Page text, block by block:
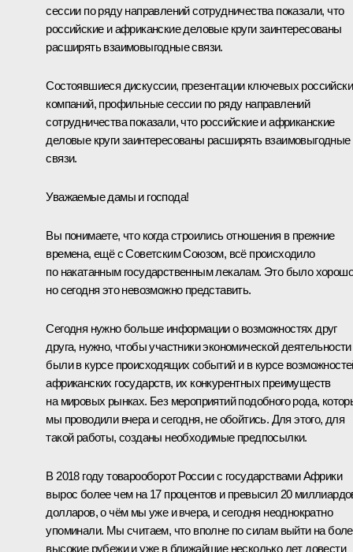
сессии по ряду направлений сотрудничества показали, что
российские и африканские деловые круги заинтересованы
расширять взаимовыгодные связи.
Состоявшиеся дискуссии, презентации ключевых
компаний, профильные сессии по ряду направлений
сотрудничества показали, что российские и африканские
деловые круги заинтересованы расширять взаимовыгодные
связи.
Уважаемые дамы и господа!
Вы понимаете, что когда строились отношения в прежние
времена, ещё с Советским Союзом, всё происходило
по накатанным государственным лекалам. Это было
но сегодня это невозможно представить.
Сегодня нужно больше информации о возможностях друг
друга, нужно, чтобы участники экономической деятельности
были в курсе происходящих событий и в курсе
африканских государств, их конкурентных преимуществ
на мировых рынках. Без мероприятий подобного рода,
мы проводили вчера и сегодня, не обойтись. Для этого, для
такой работы, созданы необходимые предпосылки.
В 2018 году товарооборот России с государствами Африки
вырос более чем на 17 процентов и превысил 20
долларов, о чём мы уже и вчера, и сегодня неоднократно
упоминали. Мы считаем, что вполне по силам выйти на
высокие рубежи и уже в ближайшие несколько лет довести